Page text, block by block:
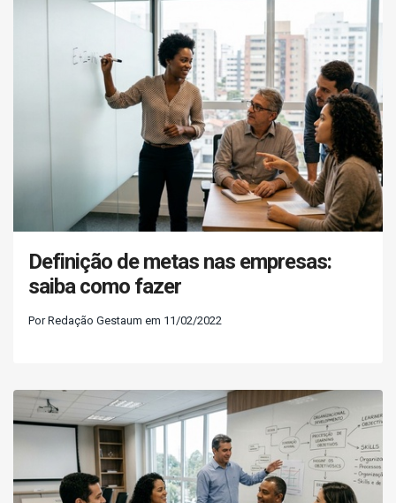
Definição de metas nas empresas:
saiba como fazer
Por Redação Gestaum em 11/02/2022